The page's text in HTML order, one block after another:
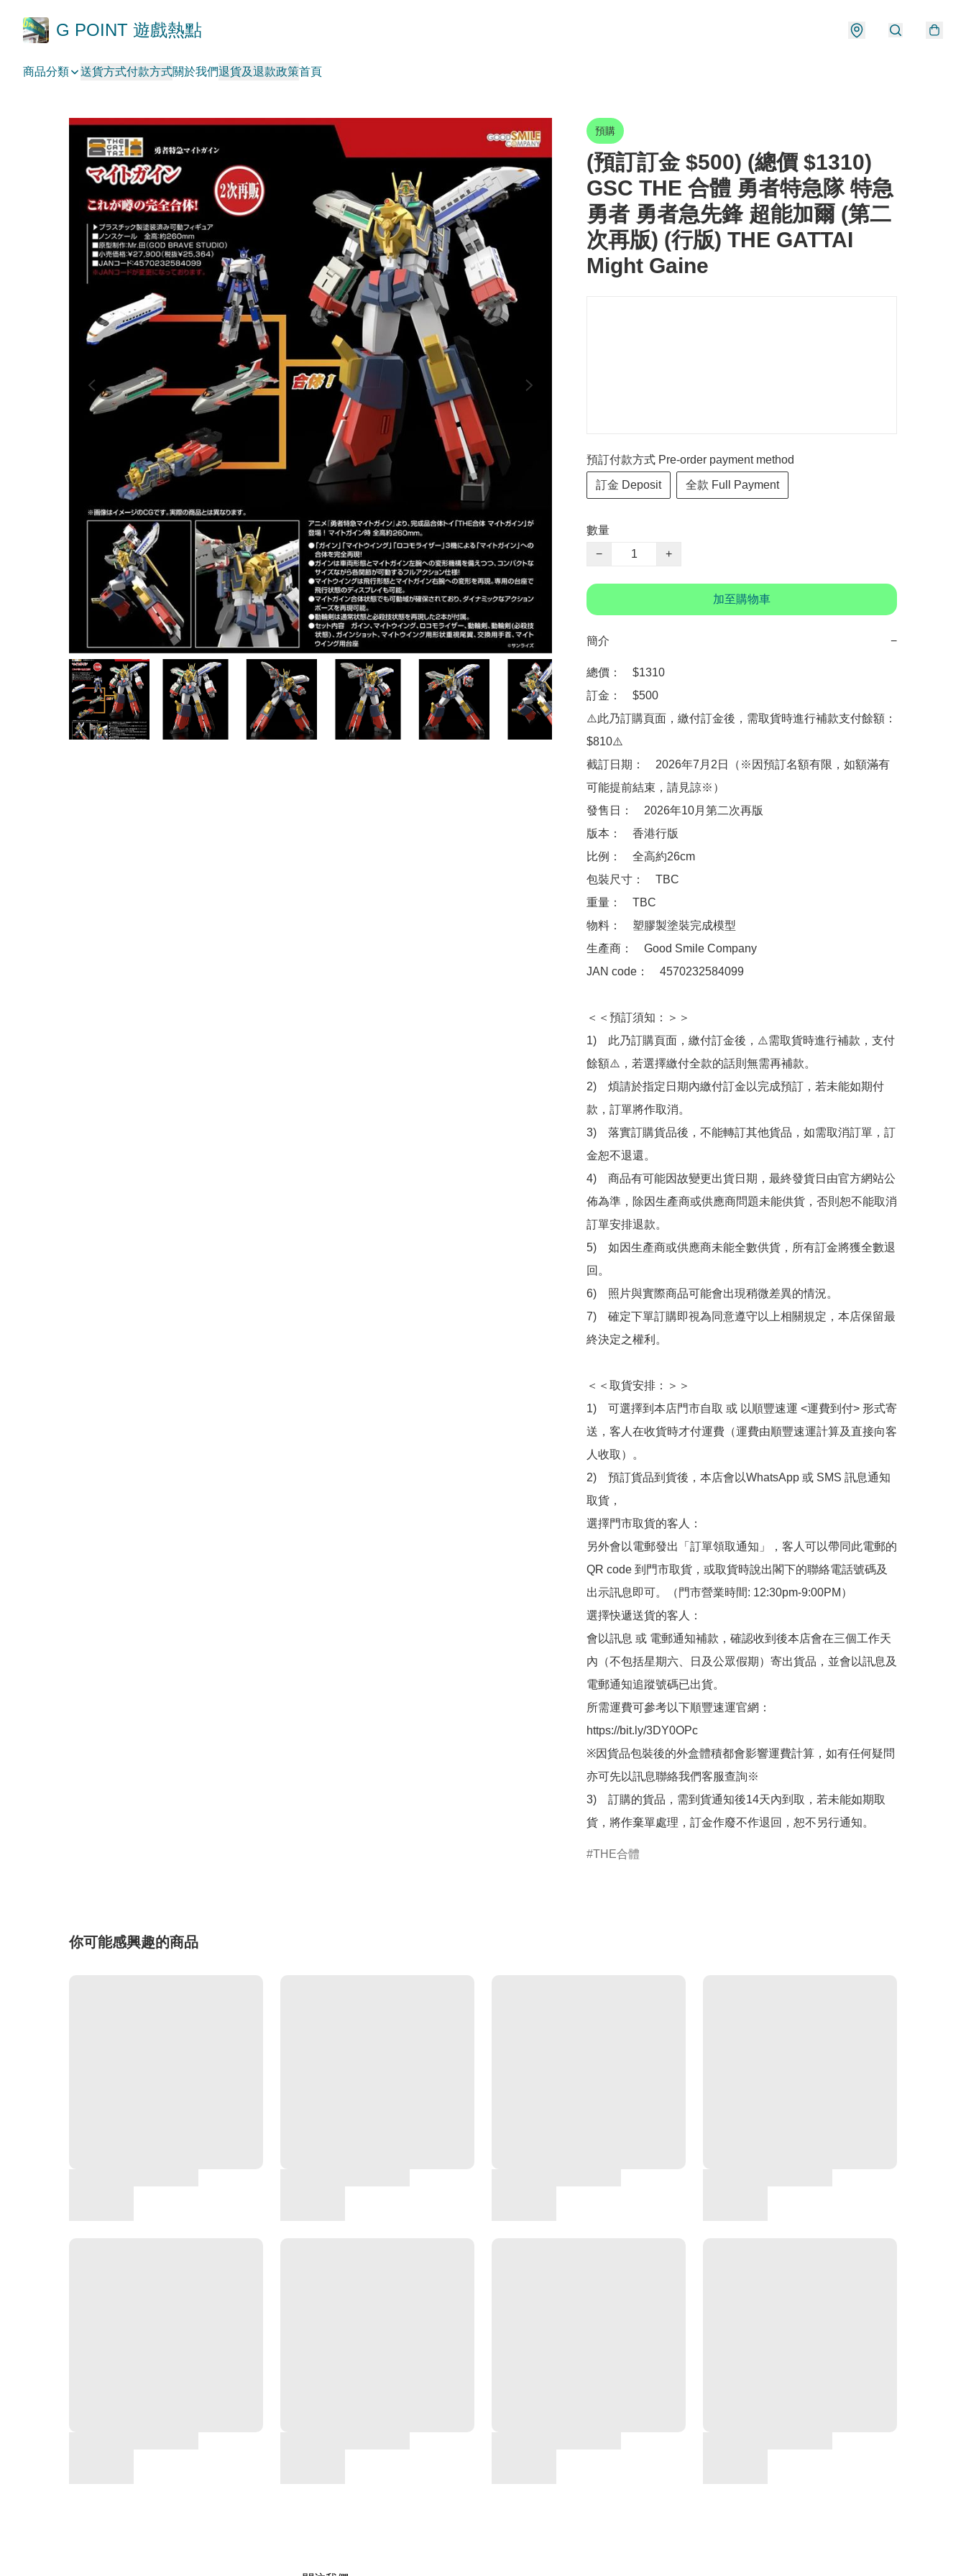
G POINT 遊戲熱點
商品分類 送貨方式付款方式關於我們退貨及退款政策首頁
預購
(預訂訂金 $500) (總價 $1310)
GSC THE 合體 勇者特急隊 特急
勇者 勇者急先鋒 超能加爾 (第二
次再版) (行版) THE GATTAI
Might Gaine
預訂付款方式 Pre-order payment method
訂金 Deposit 全款 Full Payment
數量
−
+
加至購物車
簡介 −
總價：　$1310
訂金：　$500
⚠️此乃訂購頁面，繳付訂金後，需取貨時進行補款支付餘額：
$810⚠️
截訂日期：　2026年7月2日（※因預訂名額有限，如額滿有
可能提前結束，請見諒※）
發售日：　2026年10月第二次再版
版本：　香港行版
比例：　全高約26cm
包裝尺寸：　TBC
重量：　TBC
物料：　塑膠製塗裝完成模型
生產商：　Good Smile Company
JAN code：　4570232584099
＜＜預訂須知：＞＞
1)　此乃訂購頁面，繳付訂金後，⚠️需取貨時進行補款，支付
餘額⚠️，若選擇繳付全款的話則無需再補款。
2)　煩請於指定日期內繳付訂金以完成預訂，若未能如期付
款，訂單將作取消。
3)　落實訂購貨品後，不能轉訂其他貨品，如需取消訂單，訂
金恕不退還。
4)　商品有可能因故變更出貨日期，最終發貨日由官方網站公
佈為準，除因生產商或供應商問題未能供貨，否則恕不能取消
訂單安排退款。
5)　如因生產商或供應商未能全數供貨，所有訂金將獲全數退
回。
6)　照片與實際商品可能會出現稍微差異的情況。
7)　確定下單訂購即視為同意遵守以上相關規定，本店保留最
終決定之權利。
＜＜取貨安排：＞＞
1)　可選擇到本店門市自取 或 以順豐速運 <運費到付> 形式寄
送，客人在收貨時才付運費（運費由順豐速運計算及直接向客
人收取）。
2)　預訂貨品到貨後，本店會以WhatsApp 或 SMS 訊息通知
取貨，
選擇門市取貨的客人：
另外會以電郵發出「訂單領取通知」，客人可以帶同此電郵的
QR code 到門市取貨，或取貨時說出閣下的聯絡電話號碼及
出示訊息即可。（門市營業時間: 12:30pm-9:00PM）
選擇快遞送貨的客人：
會以訊息 或 電郵通知補款，確認收到後本店會在三個工作天
內（不包括星期六、日及公眾假期）寄出貨品，並會以訊息及
電郵通知追蹤號碼已出貨。
所需運費可參考以下順豐速運官網：
https://bit.ly/3DY0OPc
※因貨品包裝後的外盒體積都會影響運費計算，如有任何疑問
亦可先以訊息聯絡我們客服查詢※
3)　訂購的貨品，需到貨通知後14天內到取，若未能如期取
貨，將作棄單處理，訂金作廢不作退回，恕不另行通知。
THE合體
你可能感興趣的商品